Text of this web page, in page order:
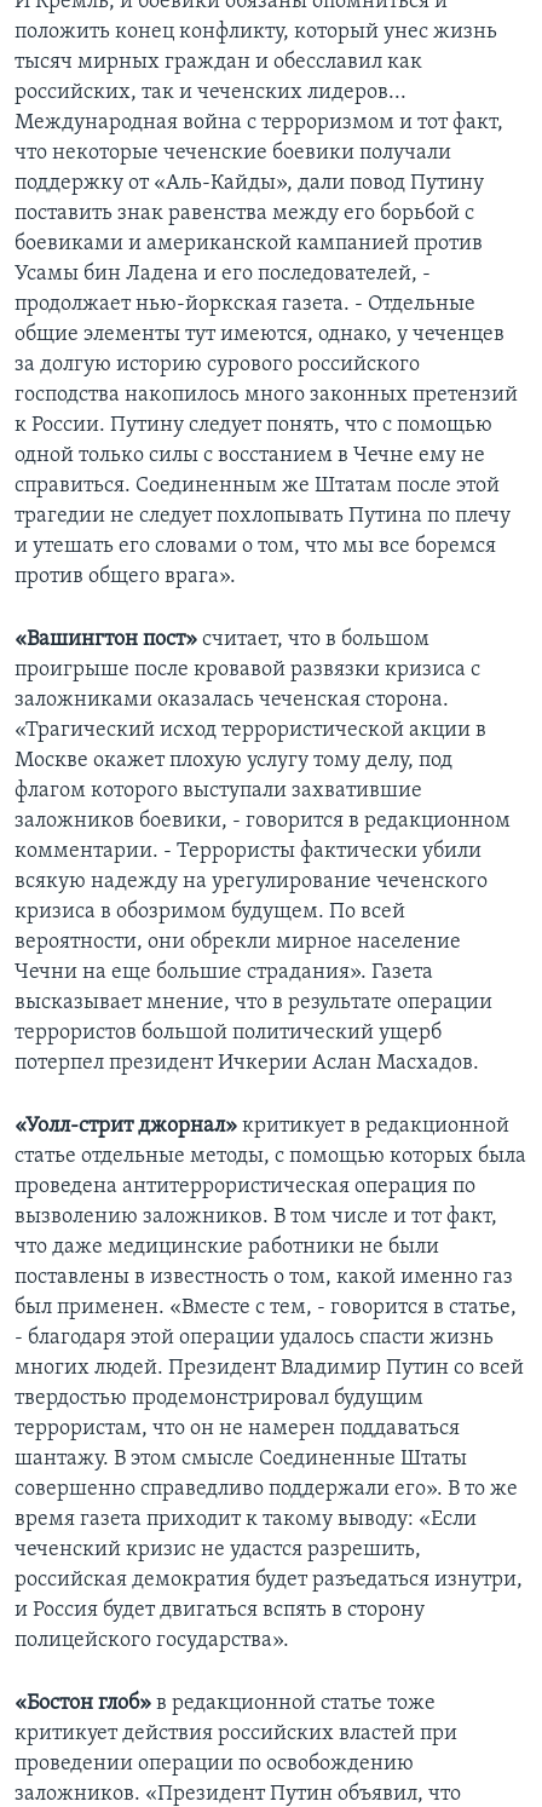
положить конец конфликту, который унес жизнь
тысяч мирных граждан и обесславил как
российских, так и чеченских лидеров...
Международная война с терроризмом и тот факт,
что некоторые чеченские боевики получали
поддержку от «Аль-Кайды», дали повод Путину
поставить знак равенства между его борьбой с
боевиками и американской кампанией против
Усамы бин Ладена и его последователей, -
продолжает нью-йоркская газета. - Отдельные
общие элементы тут имеются, однако, у чеченцев
за долгую историю сурового российского
господства накопилось много законных претензий
к России. Путину следует понять, что с помощью
одной только силы с восстанием в Чечне ему не
справиться. Соединенным же Штатам после этой
трагедии не следует похлопывать Путина по плечу
и утешать его словами о том, что мы все боремся
против общего врага».
«Вашингтон пост» считает, что в большом
проигрыше после кровавой развязки кризиса с
заложниками оказалась чеченская сторона.
«Трагический исход террористической акции в
Москве окажет плохую услугу тому делу, под
флагом которого выступали захватившие
заложников боевики, - говорится в редакционном
комментарии. - Террористы фактически убили
всякую надежду на урегулирование чеченского
кризиса в обозримом будущем. По всей
вероятности, они обрекли мирное население
Чечни на еще большие страдания». Газета
высказывает мнение, что в результате операции
террористов большой политический ущерб
потерпел президент Ичкерии Аслан Масхадов.
«Уолл-стрит джорнал» критикует в редакционной
статье отдельные методы, с помощью которых была
проведена антитеррористическая операция по
вызволению заложников. В том числе и тот факт,
что даже медицинские работники не были
поставлены в известность о том, какой именно газ
был применен. «Вместе с тем, - говорится в статье,
- благодаря этой операции удалось спасти жизнь
многих людей. Президент Владимир Путин со всей
твердостью продемонстрировал будущим
террористам, что он не намерен поддаваться
шантажу. В этом смысле Соединенные Штаты
совершенно справедливо поддержали его». В то же
время газета приходит к такому выводу: «Если
чеченский кризис не удастся разрешить,
российская демократия будет разъедаться изнутри,
и Россия будет двигаться вспять в сторону
полицейского государства».
«Бостон глоб» в редакционной статье тоже
критикует действия российских властей при
проведении операции по освобождению
заложников. «Президент Путин объявил, что